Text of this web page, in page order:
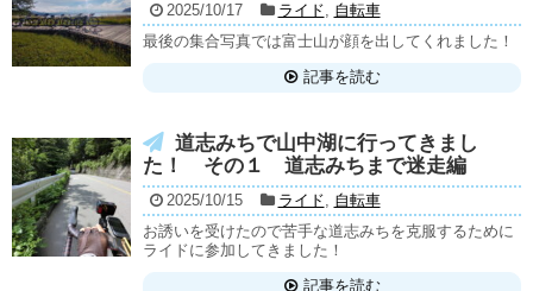
2025/10/17 ライド, 自転車
最後の集合写真では富士山が顔を出してくれました！
記事を読む
道志みちで山中湖に行ってきまし
た！ その１ 道志みちまで迷走編
2025/10/15 ライド, 自転車
お誘いを受けたので苦手な道志みちを克服するために
ライドに参加してきました！
記事を読む